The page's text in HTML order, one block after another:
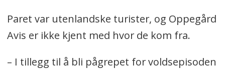
Paret var utenlandske turister, og Oppegård
Avis er ikke kjent med hvor de kom fra.
– I tillegg til å bli pågrepet for voldsepisoden